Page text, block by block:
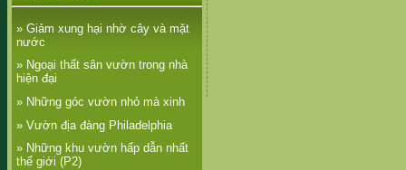
» Giảm xung hại nhờ cây và mặt
nước
» Ngoại thất sân vườn trong nhà
hiện đại
» Những góc vườn nhỏ mà xinh
» Vườn địa đàng Philadelphia
» Những khu vườn hấp dẫn nhất
thế giới (P2)